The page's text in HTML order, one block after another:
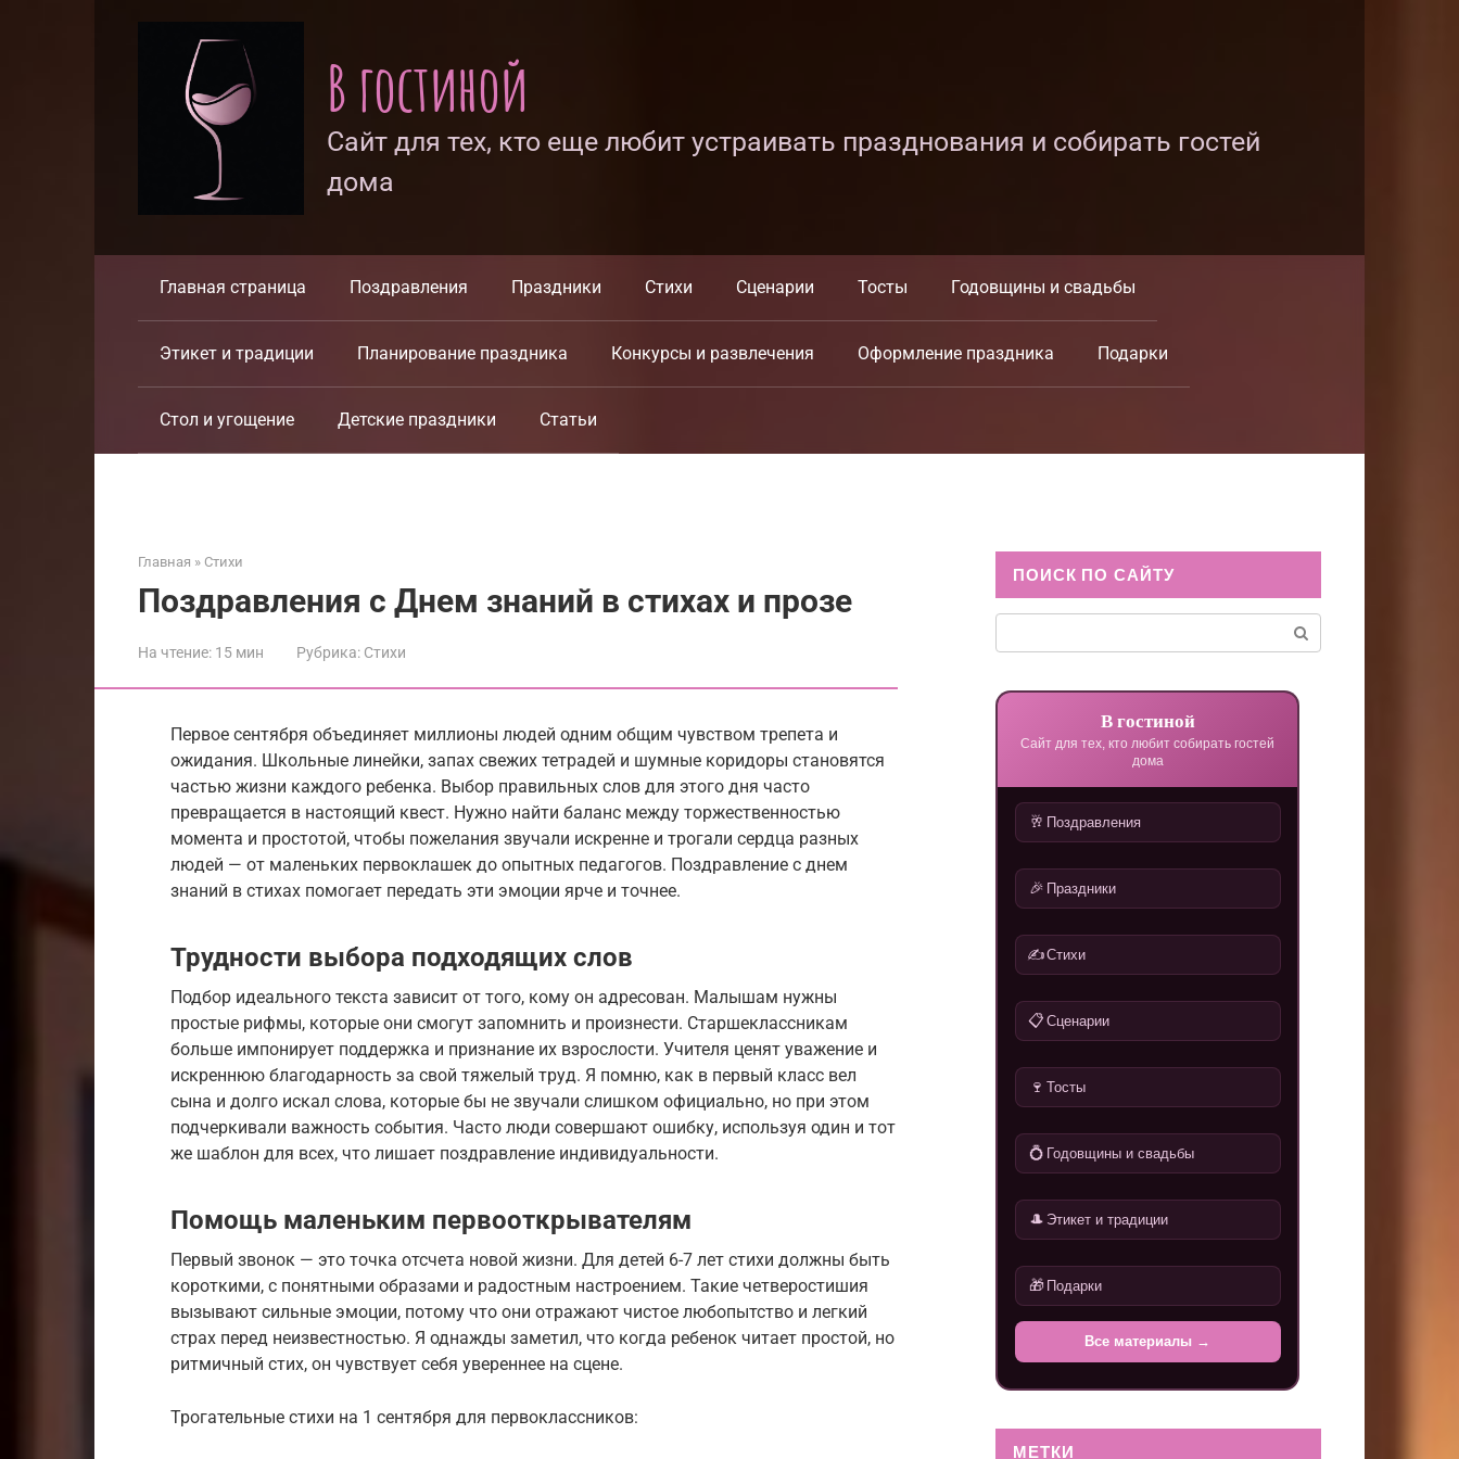
В гостиной
Сайт для тех, кто еще любит устраивать празднования и собирать гостей
дома
Главная страница Поздравления Праздники Стихи Сценарии Тосты Годовщины и свадьбы
Этикет и традиции Планирование праздника Конкурсы и развлечения Оформление праздника Подарки
Стол и угощение Детские праздники Статьи
Главная » Стихи
Поздравления с Днем знаний в стихах и прозе
На чтение: 15 мин Рубрика: Стихи
Первое сентября объединяет миллионы людей одним общим чувством трепета и
ожидания. Школьные линейки, запах свежих тетрадей и шумные коридоры становятся
частью жизни каждого ребенка. Выбор правильных слов для этого дня часто
превращается в настоящий квест. Нужно найти баланс между торжественностью
момента и простотой, чтобы пожелания звучали искренне и трогали сердца разных
людей — от маленьких первоклашек до опытных педагогов. Поздравление с днем
знаний в стихах помогает передать эти эмоции ярче и точнее.
Трудности выбора подходящих слов
Подбор идеального текста зависит от того, кому он адресован. Малышам нужны
простые рифмы, которые они смогут запомнить и произнести. Старшеклассникам
больше импонирует поддержка и признание их взрослости. Учителя ценят уважение и
искреннюю благодарность за свой тяжелый труд. Я помню, как в первый класс вел
сына и долго искал слова, которые бы не звучали слишком официально, но при этом
подчеркивали важность события. Часто люди совершают ошибку, используя один и тот
же шаблон для всех, что лишает поздравление индивидуальности.
Помощь маленьким первооткрывателям
Первый звонок — это точка отсчета новой жизни. Для детей 6-7 лет стихи должны быть
короткими, с понятными образами и радостным настроением. Такие четверостишия
вызывают сильные эмоции, потому что они отражают чистое любопытство и легкий
страх перед неизвестностью. Я однажды заметил, что когда ребенок читает простой, но
ритмичный стих, он чувствует себя увереннее на сцене.
Трогательные стихи на 1 сентября для первоклассников:
ПОИСК ПО САЙТУ
В гостиной
Сайт для тех, кто любит собирать гостей
дома
🥂 Поздравления
🎉 Праздники
✍️Стихи
📋 Сценарии
🍷 Тосты
💍 Годовщины и свадьбы
🎩 Этикет и традиции
🎁 Подарки
Все материалы →
МЕТКИ